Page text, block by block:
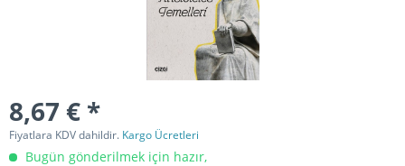
8,67 € *
Fiyatlara KDV dahildir. Kargo Ücretleri
Bugün gönderilmek için hazır,